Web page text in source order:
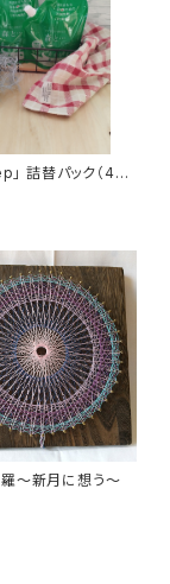
」 詰替パック（450
舗｜衣類洗濯用
〜新月に想う〜